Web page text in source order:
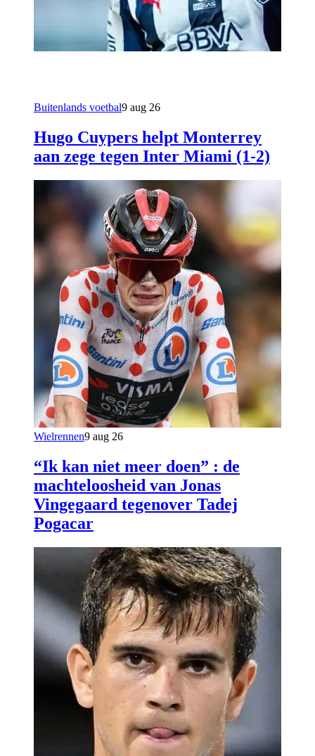
Buitenlands voetbal9 aug 26
Hugo Cuypers helpt Monterrey
aan zege tegen Inter Miami (1-2)
Wielrennen9 aug 26
“Ik kan niet meer doen” : de
machteloosheid van Jonas
Vingegaard tegenover Tadej
Pogacar